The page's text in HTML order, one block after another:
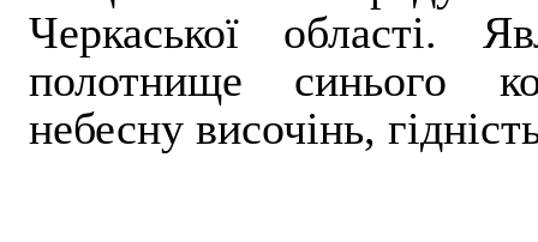
Черкаської області.
полотнище синього
небесну височінь,